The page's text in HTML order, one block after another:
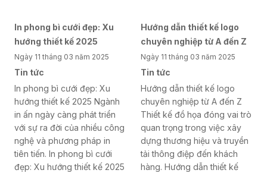
In phong bì cưới đẹp: Xu
hướng thiết kế 2025
Ngày 11 tháng 03 năm 2025
Tin tức
In phong bì cưới đẹp: Xu
hướng thiết kế 2025 Ngành
in ấn ngày càng phát triển
với sự ra đời của nhiều công
nghệ và phương pháp in
tiên tiến. In phong bì cưới
đẹp: Xu hướng thiết kế 2025
Hướng dẫn thiết kế logo
chuyên nghiệp từ A đến Z
Ngày 11 tháng 03 năm 2025
Tin tức
Hướng dẫn thiết kế logo
chuyên nghiệp từ A đến Z
Thiết kế đồ họa đóng vai trò
quan trọng trong việc xây
dựng thương hiệu và truyền
tải thông điệp đến khách
hàng. Hướng dẫn thiết kế